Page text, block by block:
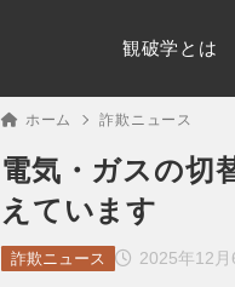
観破学とは
ホーム 詐欺ニュース
電気・ガスの切
えています
2025年12月
詐欺ニュース